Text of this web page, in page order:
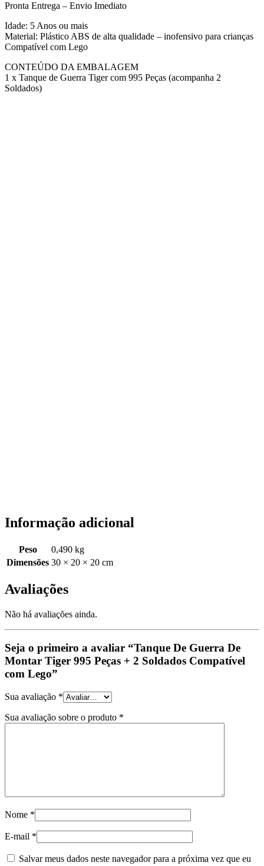
Pronta Entrega – Envio Imediato
Idade: 5 Anos ou mais
Material: Plástico ABS de alta qualidade – inofensivo para crianças
Compatível com Lego
CONTEÚDO DA EMBALAGEM
1 x Tanque de Guerra Tiger com 995 Peças (acompanha 2
Soldados)
Informação adicional
Peso
0,490 kg
Dimensões 30 × 20 × 20 cm
Avaliações
Não há avaliações ainda.
Seja o primeiro a avaliar “Tanque De Guerra De
Montar Tiger 995 Peças + 2 Soldados Compatível
com Lego”
Sua avaliação *
Sua avaliação sobre o produto *
Nome *
E-mail *
Salvar meus dados neste navegador para a próxima vez que eu